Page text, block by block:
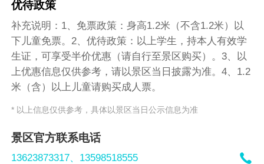
优待政策
补充说明：1、免票政策：身高1.2米（不含1.2米）以
下儿童免票。2、优待政策：以上学生，持本人有效学
生证，可享受半价优惠（请自行至景区购买）。3、以
上优惠信息仅供参考，请以景区当日披露为准。4、1.2
米（含）以上儿童请购买成人票。
* 以上信息仅供参考，具体以景区当日公示信息为准
景区官方联系电话
13623873317、 13598518555 